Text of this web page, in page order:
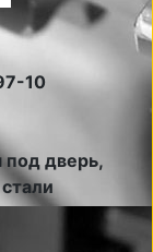
10
под дверь,